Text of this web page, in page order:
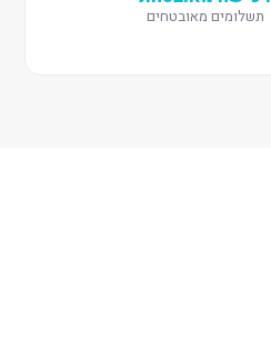
תשלומים מאובטחים